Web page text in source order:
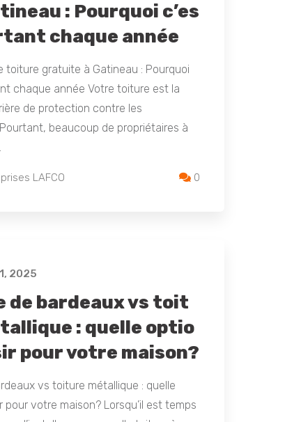
: Pourquoi c’es
chaque année
toiture gratuite à Gatineau : Pourquoi
chaque année Votre toiture est la
de protection contre les
beaucoup de propriétaires à
LAFCO 0
2025
de bardeaux vs toit
: quelle optio
pour votre maison?
vs toiture métallique : quelle
pour votre maison? Lorsqu’il est temps